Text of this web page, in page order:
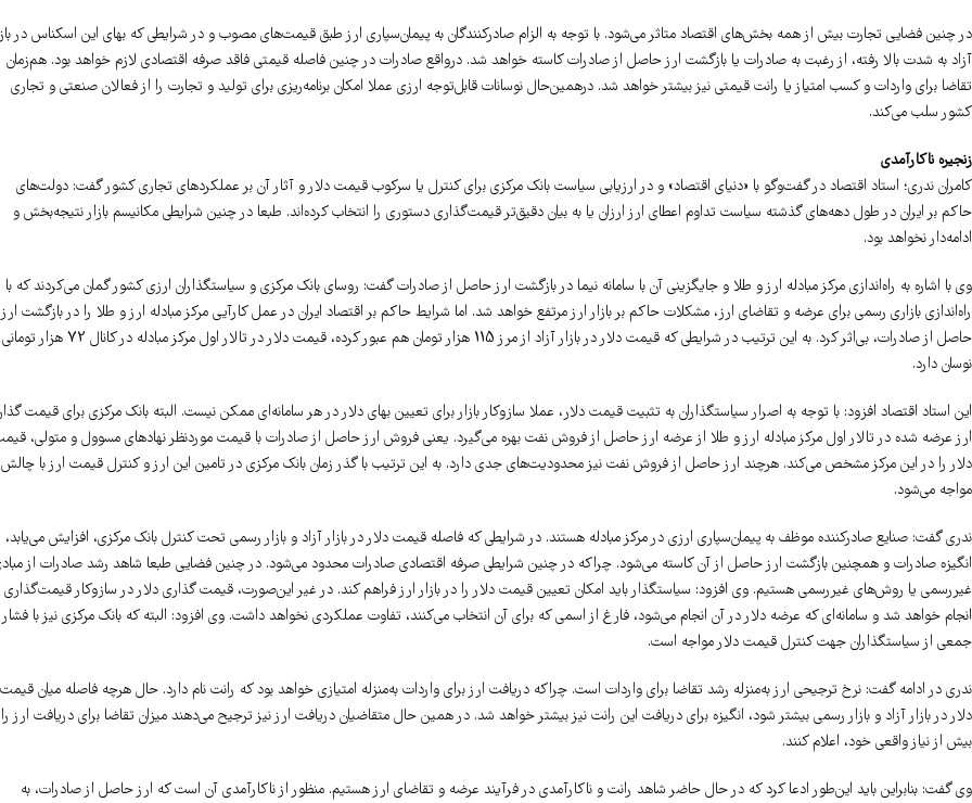
در چنین فضایی تجارت بیش از همه بخش‌های اقتصاد متاثر می‌شود. با توجه به الزام صادرکنندگان به پیمان‌سپاری ارز طبق قیمت‌های مصوب و در شرایطی که بهای این اسکناس در
آزاد به شدت بالا رفته، از رغبت به صادرات یا بازگشت ارز حاصل از صادرات کاسته خواهد شد. درواقع صادرات در چنین فاصله قیمتی فاقد صرفه اقتصادی لازم خواهد بود. هم‌زمان
تقاضا برای واردات و کسب امتیاز یا رانت قیمتی نیز بیشتر خواهد شد. درهمین‌‌‌‌‌‌حال نوسانات قابل‌توجه ارزی عملا امکان برنامه‌‌‌‌‌‌ریزی برای تولید و تجارت را از فعالان صنعتی و تجاری
کشور سلب می‌کند.
زنجیره ناکارآمدی
کامران ندری؛ استاد اقتصاد در گفت‌وگو با «دنیای اقتصاد» و در ارزیابی سیاست بانک مرکزی برای کنترل یا سرکوب قیمت دلار و آثار آن بر عملکردهای تجاری کشور گفت: دولت‌های
حاکم بر ایران در طول دهه‌های گذشته سیاست تداوم اعطای ارز ارزان یا به بیان دقیق‌تر قیمت‌گذاری دستوری را انتخاب کرده‌اند. طبعا در چنین شرایطی مکانیسم بازار نتیجه‌بخش و
ادامه‌دار نخواهد بود.
وی با اشاره به راه‌اندازی مرکز مبادله ارز و طلا و جایگزینی آن با سامانه نیما در بازگشت ارز حاصل از صادرات گفت: روسای بانک مرکزی و سیاستگذاران ارزی کشور گمان می‌کردند که با
راه‌اندازی بازاری رسمی برای عرضه و تقاضای ارز، مشکلات حاکم بر بازار ارز مرتفع خواهد شد. اما شرایط حاکم بر اقتصاد ایران در عمل کارآیی مرکز مبادله ارز و طلا را در بازگشت ارز
حاصل از صادرات، بی‌اثر کرد. به این ترتیب در شرایطی که قیمت دلار در بازار آزاد از مرز 115 هزار تومان هم عبور کرده، قیمت دلار در تالار اول مرکز مبادله در کانال 72 هزار تومانی
نوسان دارد.
این استاد اقتصاد افزود: با توجه به اصرار سیاستگذاران به تثبیت قیمت دلار، عملا سازوکار بازار برای تعیین بهای دلار در هر سامانه‌ای ممکن نیست. البته بانک مرکزی برای قیمت
ارز عرضه شده در تالار اول مرکز مبادله ارز و طلا از عرضه ارز حاصل از فروش نفت بهره‌ می‌گیرد. یعنی فروش ارز حاصل از صادرات با قیمت موردنظر نهادهای مسوول و متولی،
دلار را در این مرکز مشخص می‌کند. هرچند ارز حاصل از فروش نفت نیز محدودیت‌های جدی دارد. به این ترتیب با گذر زمان بانک مرکزی در تامین این ارز و کنترل قیمت ارز با چالش
مواجه می‌شود.
ندری گفت: صنایع صادرکننده موظف به پیمان‌سپاری ارزی در مرکز مبادله هستند. در شرایطی که فاصله قیمت دلار در بازار آزاد و بازار رسمی تحت کنترل بانک مرکزی، افزایش می‌یابد،
انگیزه صادرات و همچنین بازگشت ارز حاصل از آن کاسته می‌شود. چراکه در چنین شرایطی صرفه اقتصادی صادرات محدود می‌شود. در چنین فضایی طبعا شاهد رشد صادرات از
غیررسمی یا روش‌های غیررسمی هستیم. وی افزود: سیاستگذار باید امکان تعیین قیمت دلار را در بازار ارز فراهم کند. در غیر این‌‌صورت، قیمت گذاری دلار در سازوکار قیمت‌گذاری
انجام خواهد شد و سامانه‌ای که عرضه دلار در آن انجام می‌شود، فارغ از اسمی که برای آن انتخاب می‌کنند، تفاوت عملکردی نخواهد داشت. وی افزود: البته که بانک مرکزی نیز با فشار
جمعی از سیاستگذاران جهت کنترل قیمت دلار مواجه است.
ندری در ادامه گفت: نرخ ترجیحی ارز به‌منزله رشد تقاضا برای واردات است. چراکه دریافت ارز برای واردات به‌منزله امتیازی خواهد بود که رانت نام دارد. حال هرچه فاصله میان قیمت
دلار در بازار آزاد و بازار رسمی بیشتر شود، انگیزه برای دریافت این رانت نیز بیشتر خواهد شد. در همین حال متقاضیان دریافت ارز نیز ترجیح می‌دهند میزان تقاضا برای دریافت ارز را
بیش از نیاز واقعی خود، اعلام کنند.
وی گفت: بنابراین باید این‌طور ادعا کرد که در حال حاضر شاهد رانت و ناکارآمدی در فرآیند عرضه و تقاضای ارز هستیم. منظور از ناکارآمدی آن است که ارز حاصل از صادرات، به